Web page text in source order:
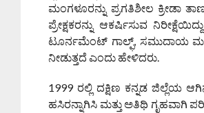
ಮಂಗಳೂರನ್ನು ಪ್ರಗತಿಶೀಲ ಕ್ರೀಡಾ
ಪ್ರೇಕ್ಷಕರನ್ನು ಆಕರ್ಷಿಸುವ
ಟೂರ್ನಮೆಂಟ್ ಗಾಲ್ಫ್, ಸಮುದಾಯ
ನೀಡುತ್ತದೆ ಎಂದು ಹೇಳಿದರು.
1999 ರಲ್ಲಿ ದಕ್ಷಿಣ ಕನ್ನಡ ಜಿಲ್ಲೆಯ
ಹಸಿರನ್ನಾಗಿಸಿ ಮತ್ತು ಅತಿಥಿ ಗೃಹವಾಗಿ